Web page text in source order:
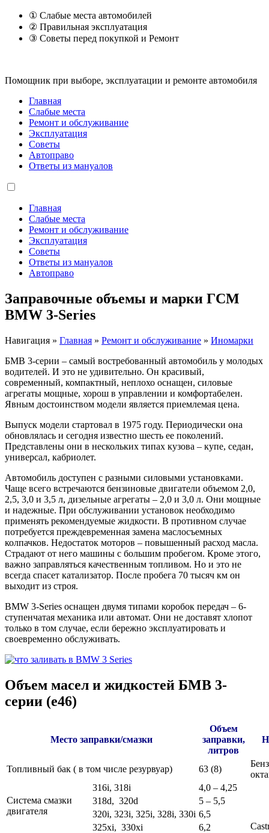
① Слабые места автомобилей
② Правильная эксплуатация
③ Советы перед покупкой и Ремонт
Помощник при выборе, эксплуатации и ремонте автомобиля
Главная
Слабые места
Ремонт и обслуживание
Эксплуатация
Советы
Автоправо
Ответы из мануалов
Главная
Слабые места
Ремонт и обслуживание
Эксплуатация
Советы
Ответы из мануалов
Автоправо
Заправочные объемы и марки ГСМ
BMW 3-Series
Навигация » Главная » Ремонт и обслуживание » Иномарки
БМВ 3-серии – самый востребованный автомобиль у молодых
водителей. И это не удивительно. Он красивый,
современный, компактный, неплохо оснащен, силовые
агрегаты мощные, хорош в управлении и комфортабелен.
Явным достоинством модели является приемлемая цена.
Выпуск модели стартовал в 1975 году. Периодически она
обновлялась и сегодня известно шесть ее поколений.
Представлены они в нескольких типах кузова – купе, седан,
универсал, кабриолет.
Автомобиль доступен с разными силовыми установками.
Чаще всего встречаются бензиновые двигатели объемом 2,0,
2,5, 3,0 и 3,5 л, дизельные агрегаты – 2,0 и 3,0 л. Они мощные
и надежные. При обслуживании установок необходимо
применять рекомендуемые жидкости. В противном случае
потребуется преждевременная замена маслосъемных
колпачков. Недостаток моторов – повышенный расход масла.
Страдают от него машины с большим пробегом. Кроме этого,
важно заправляться качественным топливом. Но и это не
всегда спасет катализатор. После пробега 70 тысяч км он
выходит из строя.
BMW 3-Series оснащен двумя типами коробок передач – 6-
ступенчатая механика или автомат. Они не доставят хлопот
только в том случае, если бережно эксплуатировать и
своевременно обслуживать.
Объем масел и жидкостей БМВ 3-
серии (е46)
Место заправки/смазки
Объем
заправки,
литров
Топливный бак ( в том числе резурвуар) 63 (8)
Система смазки
двигателя
316i, 318i 4,0 – 4,25
318d, 320d
5 – 5,5
320i, 323i, 325i, 328i, 330i 6,5
325xi, 330xi
6,2